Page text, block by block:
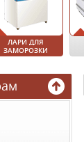
ЛАРИ ДЛЯ
ЗАМОРОЗКИ